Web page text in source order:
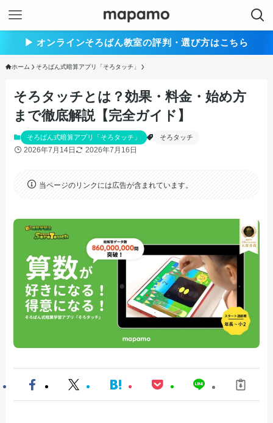
▶︎ オンラインそろばん教室の評判・選び方はこちら
ホーム そろばん式暗算アプリ「そろタッチ」
そろタッチとは？効果・料金・始め方
まで徹底解説【完全ガイド】
そろばん式暗算アプリ「そろタッチ」 そろタッチ
2026年7月14日 2026年7月16日
当ページのリンクには広告が含まれています。